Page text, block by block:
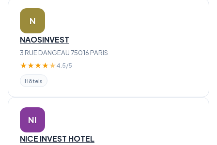
N
NAOSINVEST
3 RUE DANGEAU 75016 PARIS
★★★★★ 4.5/5
Hôtels
NI
NICE INVEST HOTEL